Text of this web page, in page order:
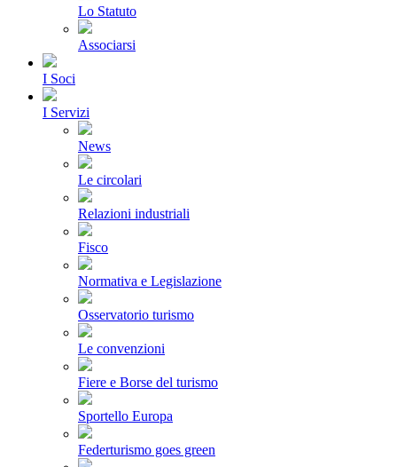
Lo Statuto
Associarsi
I Soci
I Servizi
News
Le circolari
Relazioni industriali
Fisco
Normativa e Legislazione
Osservatorio turismo
Le convenzioni
Fiere e Borse del turismo
Sportello Europa
Federturismo goes green